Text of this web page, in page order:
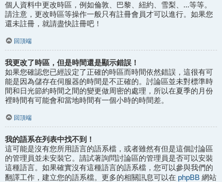
個人資料中更改時區，例如倫敦、巴黎、紐約、雪梨、...等等。
請注意，更改時區等操作一般只有註冊會員才可以進行。如果您
還未註冊，就請盡快註冊吧！
回頂端
我更改了時區，但是時間還是顯示錯誤！
如果您確認您已經設定了正確的時區而時間依然錯誤，這很有可
能是因為儲存在伺服器的時間是不正確的。討論區並未對標準時
間和日光節約時間之間的變更做周密的處理，所以在夏季的月份
裡時間有可能會和當地時間有一個小時的時間差。
回頂端
我的語系在列表中找不到！
這可能是沒有您所用語言的語系檔，或者雖然有但是這個討論區
的管理員並未安裝它。請試著詢問討論區的管理員是否可以安裝
這種語言。如果確實沒有這種語言的語系檔，您可以參與我們的
翻譯工作，建立您的語系檔。更多的相關訊息可以在 phpBB 網站